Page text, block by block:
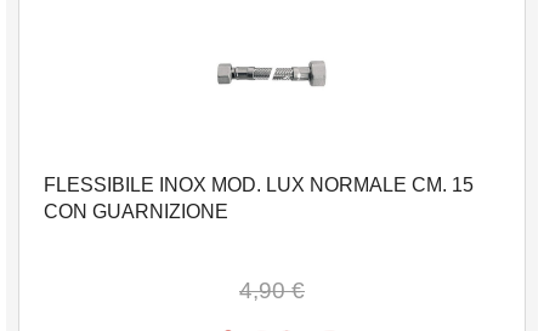
FLESSIBILE INOX MOD. LUX NORMALE CM. 15
CON GUARNIZIONE
4,90 €